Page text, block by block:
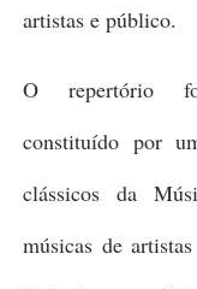
artistas e público.
O repertório foi
constituído por
clássicos da
músicas de